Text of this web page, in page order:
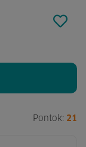
Pontok: 21